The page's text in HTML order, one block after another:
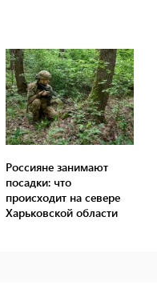
Россияне занимают
посадки: что
происходит на севере
Харьковской области